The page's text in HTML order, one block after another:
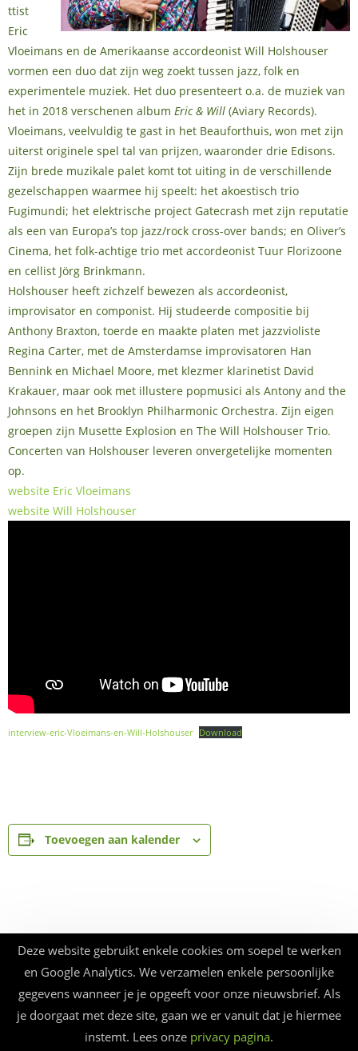
ttist
Eric
Vloeimans en de Amerikaanse accordeonist Will Holshouser
vormen een duo dat zijn weg zoekt tussen jazz, folk en
experimentele muziek. Het duo presenteert o.a. de muziek van
het in 2018 verschenen album Eric & Will (Aviary Records).
Vloeimans, veelvuldig te gast in het Beauforthuis, won met zijn
uiterst originele spel tal van prijzen, waaronder drie Edisons.
Zijn brede muzikale palet komt tot uiting in de verschillende
gezelschappen waarmee hij speelt: het akoestisch trio
Fugimundi; het elektrische project Gatecrash met zijn reputatie
als een van Europa’s top jazz/rock cross-over bands; en Oliver’s
Cinema, het folk-achtige trio met accordeonist Tuur Florizoone
en cellist Jörg Brinkmann.
Holshouser heeft zichzelf bewezen als accordeonist,
improvisator en componist. Hij studeerde compositie bij
Anthony Braxton, toerde en maakte platen met jazzvioliste
Regina Carter, met de Amsterdamse improvisatoren Han
Bennink en Michael Moore, met klezmer klarinetist David
Krakauer, maar ook met illustere popmusici als Antony and the
Johnsons en het Brooklyn Philharmonic Orchestra. Zijn eigen
groepen zijn Musette Explosion en The Will Holshouser Trio.
Concerten van Holshouser leveren onvergetelijke momenten
op.
website Eric Vloeimans
website Will Holshouser
interview-eric-Vloeimans-en-Will-Holshouser Download
Toevoegen aan kalender
Deze website gebruikt enkele cookies om soepel te werken
en Google Analytics. We verzamelen enkele persoonlijke
gegevens wanneer je je opgeeft voor onze nieuwsbrief. Als
je doorgaat met deze site, gaan we er vanuit dat je hiermee
instemt. Lees onze privacy pagina.